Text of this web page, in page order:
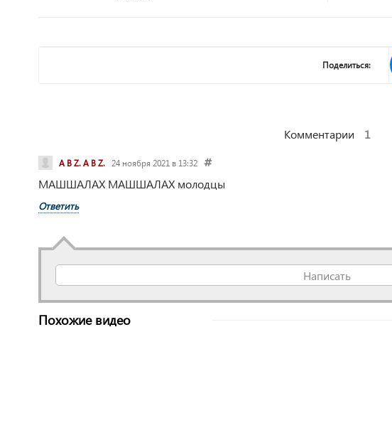
Поделиться:
Комментарии 1
A B Z. A B Z. 24 ноября 2021 в 13:32
МАШШАЛАХ МАШШАЛАХ молодцы
Ответить
Написать
Похожие видео